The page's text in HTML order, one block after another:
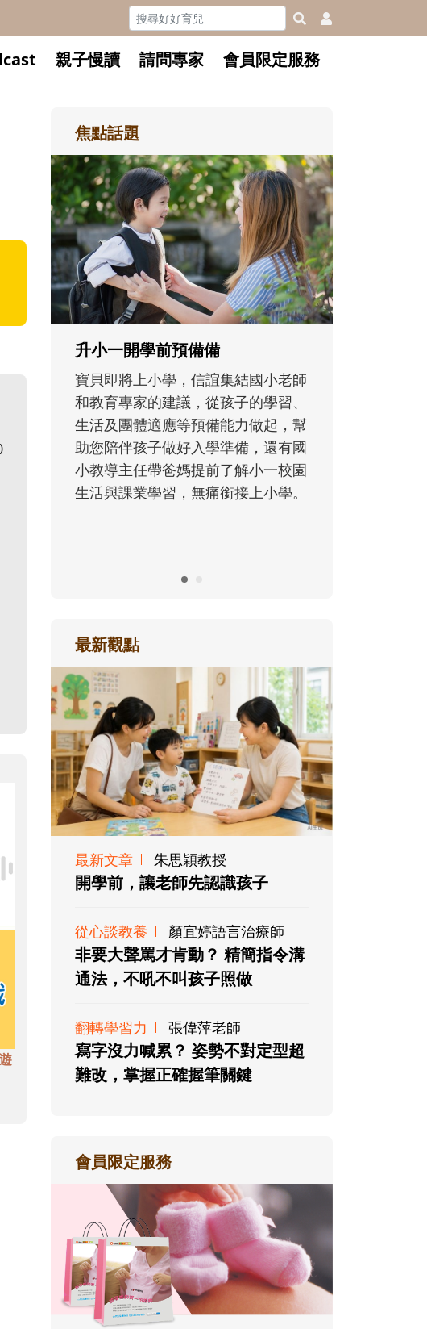
親子慢讀 請問專家 會員限定服務
焦點話題
集結國小老師
孩子的學習、
能力做起，幫
備，還有國
解小一校園
銜接上小學。
和孩子一起長大的那個男人│讀
懂父親的不同模樣
沒有人天生就擅長當爸爸！男人總是
在一次次「前所未有」的體驗中，跟
著孩子一起長大。從給予安全感的肢
體遊戲，到獨立自主、角色認同及解
決問題的能力養成。爸爸正嘗試用不
同的模樣，參與孩子每個重要的成長
歷程。
最新觀點
最新文章 朱思穎教授
開學前，讓老師先認識孩子
從心談教養 顏宜婷語言治療師
非要大聲罵才肯動？ 精簡指令溝
通法，不吼不叫孩子照做
翻轉學習力 張偉萍老師
寫字沒力喊累？ 姿勢不對定型超
難改，掌握正確握筆關鍵
會員限定服務